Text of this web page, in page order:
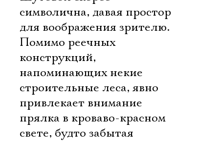
символична, давая простор
для воображения зрителю.
Помимо реечных
конструкций,
напоминающих некие
строительные леса, явно
привлекает внимание
прялка в кроваво-красном
свете, будто забытая